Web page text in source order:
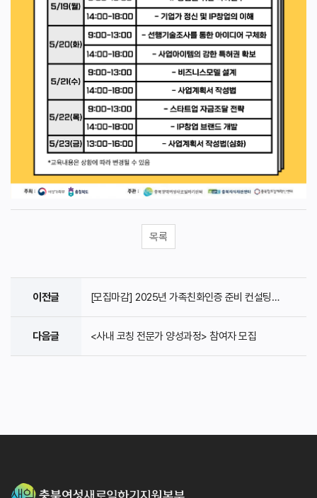
목록
이전글 [모집마감] 2025년 가족친화인증 준비 컨설팅 공고
다음글 <사내 코칭 전문가 양성과정> 참여자 모집